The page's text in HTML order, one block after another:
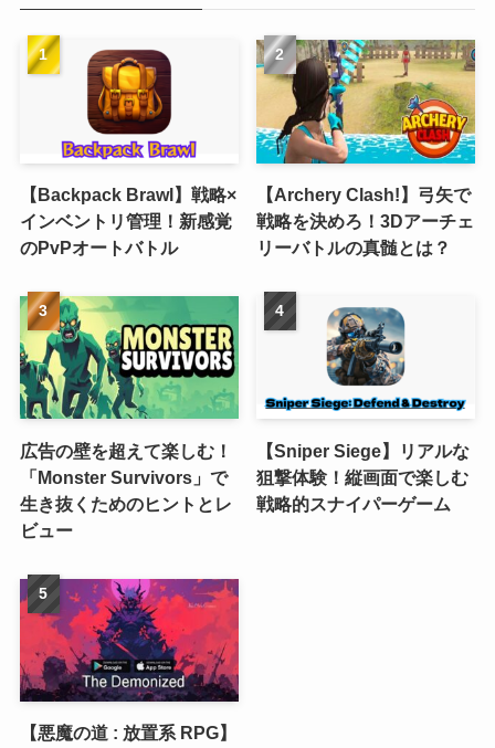
【Backpack Brawl】戦略×
インベントリ管理！新感覚
のPvPオートバトル
【Archery Clash!】弓矢で
戦略を決めろ！3Dアーチェ
リーバトルの真髄とは？
広告の壁を超えて楽しむ！
「Monster Survivors」で
生き抜くためのヒントとレ
ビュー
【Sniper Siege】リアルな
狙撃体験！縦画面で楽しむ
戦略的スナイパーゲーム
【悪魔の道 : 放置系 RPG】